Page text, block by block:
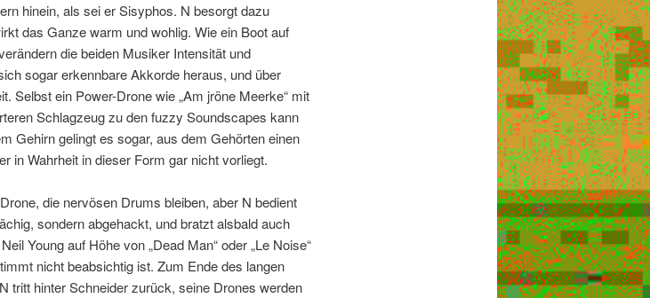
hinein, als sei er Sisyphos. N besorgt dazu
das Ganze warm und wohlig. Wie ein Boot auf
die beiden Musiker Intensität und
sogar erkennbare Akkorde heraus, und über
Selbst ein Power-Drone wie „Am jröne Meerke“ mit
Schlagzeug zu den fuzzy Soundscapes kann
Gehirn gelingt es sogar, aus dem Gehörten einen
in Wahrheit in dieser Form gar nicht vorliegt.
die nervösen Drums bleiben, aber N bedient
sondern abgehackt, und bratzt alsbald auch
Young auf Höhe von „Dead Man“ oder „Le Noise“
nicht beabsichtig ist. Zum Ende des langen
tritt hinter Schneider zurück, seine Drones werden